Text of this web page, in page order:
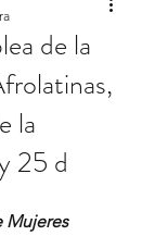
de la
la
25 d
Mujeres